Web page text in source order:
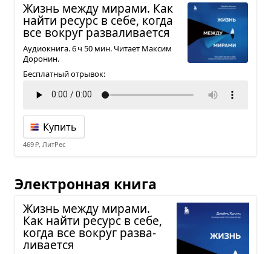
Жизнь между мирами. Как
найти ресурс в себе, когда
все вокруг раз­ва­ли­ва­ется
Аудиокнига. 6 ч 50 мин. Читает Максим
Доронин.
Бесплатный отрывок:
Купить
469 ₽, ЛитРес
Электронная книга
Жизнь между мирами.
Как найти ресурс в себе,
когда все вокруг раз­ва­
ли­ва­ется